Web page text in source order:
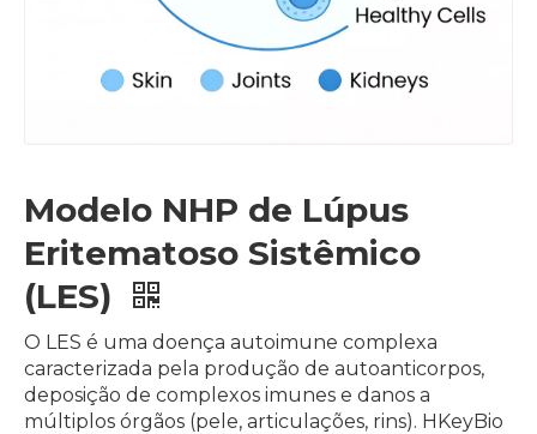
Modelo NHP de Lúpus
Eritematoso Sistêmico
(LES)
O LES é uma doença autoimune complexa
caracterizada pela produção de autoanticorpos,
deposição de complexos imunes e danos a
múltiplos órgãos (pele, articulações, rins). HKeyBio